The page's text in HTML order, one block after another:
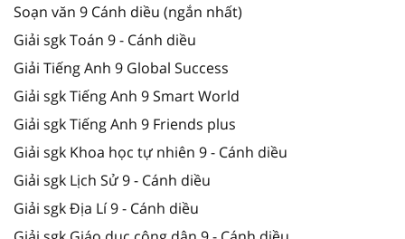
Soạn văn 9 Cánh diều (ngắn nhất)
Giải sgk Toán 9 - Cánh diều
Giải Tiếng Anh 9 Global Success
Giải sgk Tiếng Anh 9 Smart World
Giải sgk Tiếng Anh 9 Friends plus
Giải sgk Khoa học tự nhiên 9 - Cánh diều
Giải sgk Lịch Sử 9 - Cánh diều
Giải sgk Địa Lí 9 - Cánh diều